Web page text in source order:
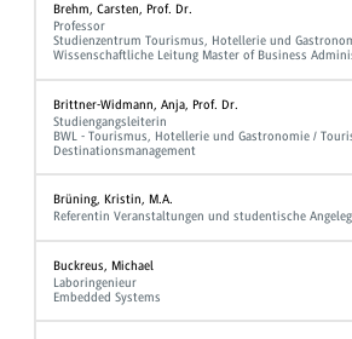
Brehm, Carsten, Prof. Dr.
Professor
Studienzentrum Tourismus, Hotellerie und
Wissenschaftliche Leitung Master of Business
Brittner-Widmann, Anja, Prof. Dr.
Studiengangsleiterin
BWL - Tourismus, Hotellerie und Gastronomie /
Destinationsmanagement
Brüning, Kristin, M.A.
Referentin Veranstaltungen und studentische
Buckreus, Michael
Laboringenieur
Embedded Systems